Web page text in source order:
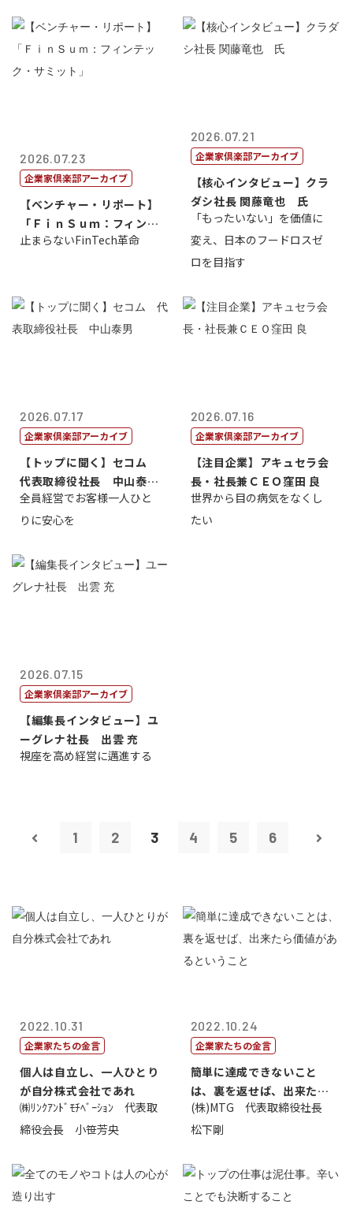
2026.07.23
企業家倶楽部アーカイブ
【ベンチャー・リポート】
「ＦｉｎＳｕｍ：フィンテ
ック・サミッ...
止まらないFinTech革命
2026.07.21
企業家倶楽部アーカイブ
【核心インタビュー】クラ
ダシ社長 関藤竜也 氏
「もったいない」を価値に
変え、日本のフードロスゼ
ロを目指す
2026.07.17
企業家倶楽部アーカイブ
【トップに聞く】セコム
代表取締役社長 中山泰
男
全員経営でお客様一人ひと
りに安心を
2026.07.16
企業家倶楽部アーカイブ
【注目企業】アキュセラ会
長・社長兼ＣＥＯ窪田 良
世界から目の病気をなくし
たい
2026.07.15
企業家倶楽部アーカイブ
【編集長インタビュー】ユ
ーグレナ社長 出雲 充
視座を高め経営に邁進する
1 2 3 4 5 6
2022.10.31
企業家たちの金言
個人は自立し、一人ひとり
が自分株式会社であれ
㈱ﾘﾝｸｱﾝﾄﾞﾓﾁﾍﾞｰｼｮﾝ 代表取
締役会長 小笹芳央
2022.10.24
企業家たちの金言
簡単に達成できないこと
は、裏を返せば、出来たら
価値があるとい...
(株)MTG 代表取締役社長
松下剛